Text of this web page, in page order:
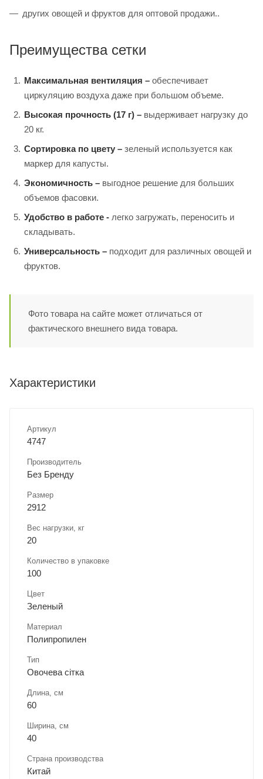
других овощей и фруктов для оптовой продажи..
Преимущества сетки
Максимальная вентиляция – обеспечивает
циркуляцию воздуха даже при большом объеме.
Высокая прочность (17 г) – выдерживает нагрузку до
20 кг.
Сортировка по цвету – зеленый используется как
маркер для капусты.
Экономичность – выгодное решение для больших
объемов фасовки.
Удобство в работе - легко загружать, переносить и
складывать.
Универсальность – подходит для различных овощей и
фруктов.
Фото товара на сайте может отличаться от
фактического внешнего вида товара.
Характеристики
Артикул
4747
Производитель
Без Бренду
Размер
2912
Вес нагрузки, кг
20
Количество в упаковке
100
Цвет
Зеленый
Материал
Полипропилен
Тип
Овочева сітка
Длина, cм
60
Ширина, cм
40
Страна производства
Китай